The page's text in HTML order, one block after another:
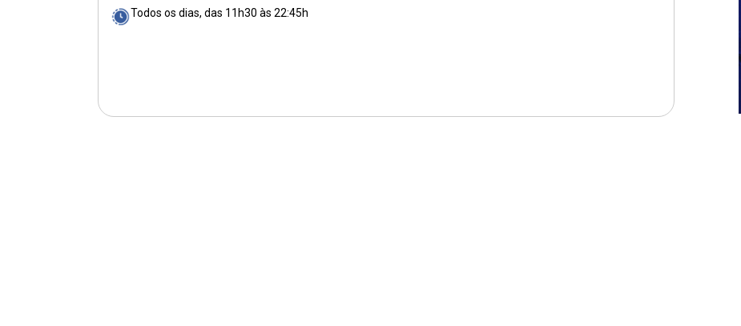
Todos os dias, das 11h30 às 22:45h